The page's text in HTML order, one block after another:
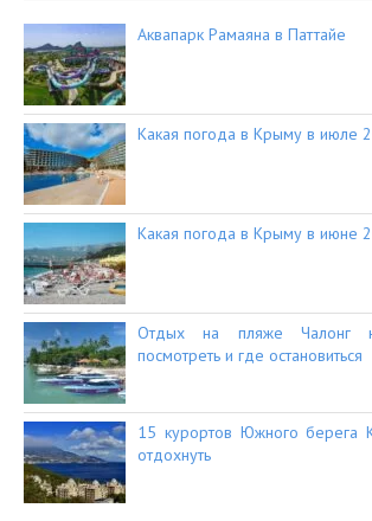
Аквапарк Рамаяна в Паттайе
Какая погода в Крыму в июле
Какая погода в Крыму в июне
Отдых на пляже Чалонг
посмотреть и где остановиться
15 курортов Южного берега
отдохнуть